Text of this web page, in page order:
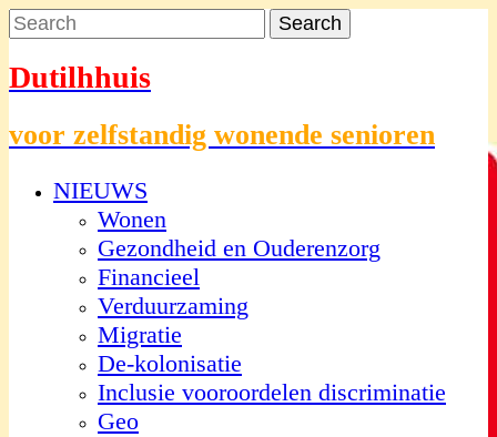
Dutilhhuis
voor zelfstandig wonende senioren
NIEUWS
Wonen
Gezondheid en Ouderenzorg
Financieel
Verduurzaming
Migratie
De-kolonisatie
Inclusie vooroordelen discriminatie
Geo